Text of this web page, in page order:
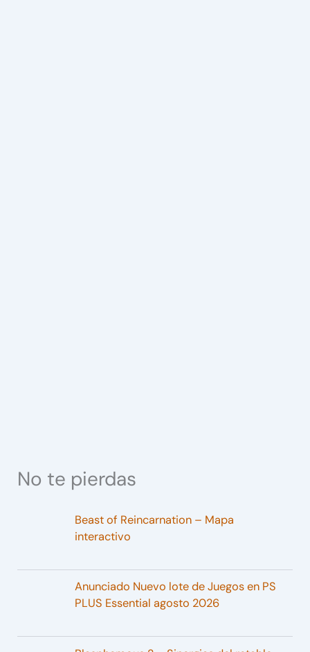
No te pierdas
Beast of Reincarnation – Mapa
interactivo
Anunciado Nuevo lote de Juegos en PS
PLUS Essential agosto 2026